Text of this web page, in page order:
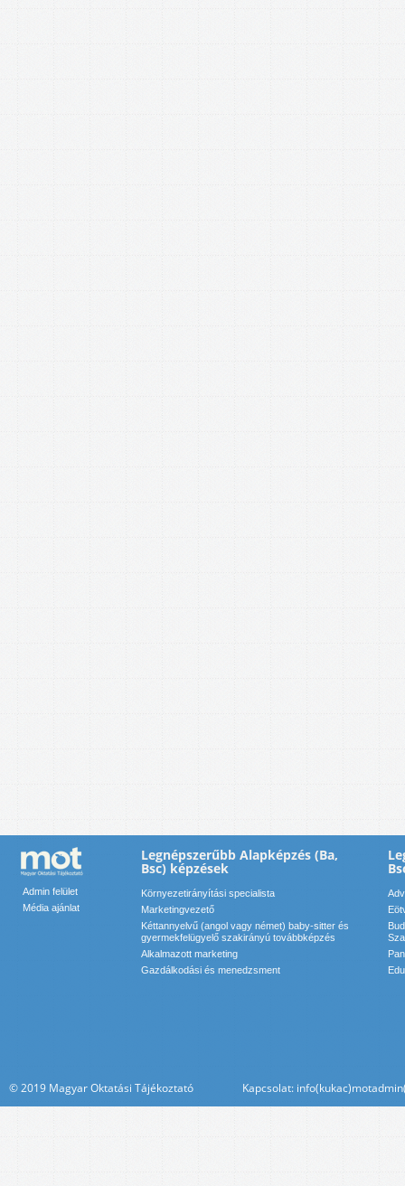
Admin felület
Média ajánlat
Legnépszerűbb Alapképzés (Ba,
Bsc) képzések
Környezetirányítási specialista
Marketingvezető
Kéttannyelvű (angol vagy német) baby-sitter és
gyermekfelügyelő szakirányú továbbképzés
Alkalmazott marketing
Gazdálkodási és menedzsment
© 2019 Magyar Oktatási Tájékoztató Kapcsolat: